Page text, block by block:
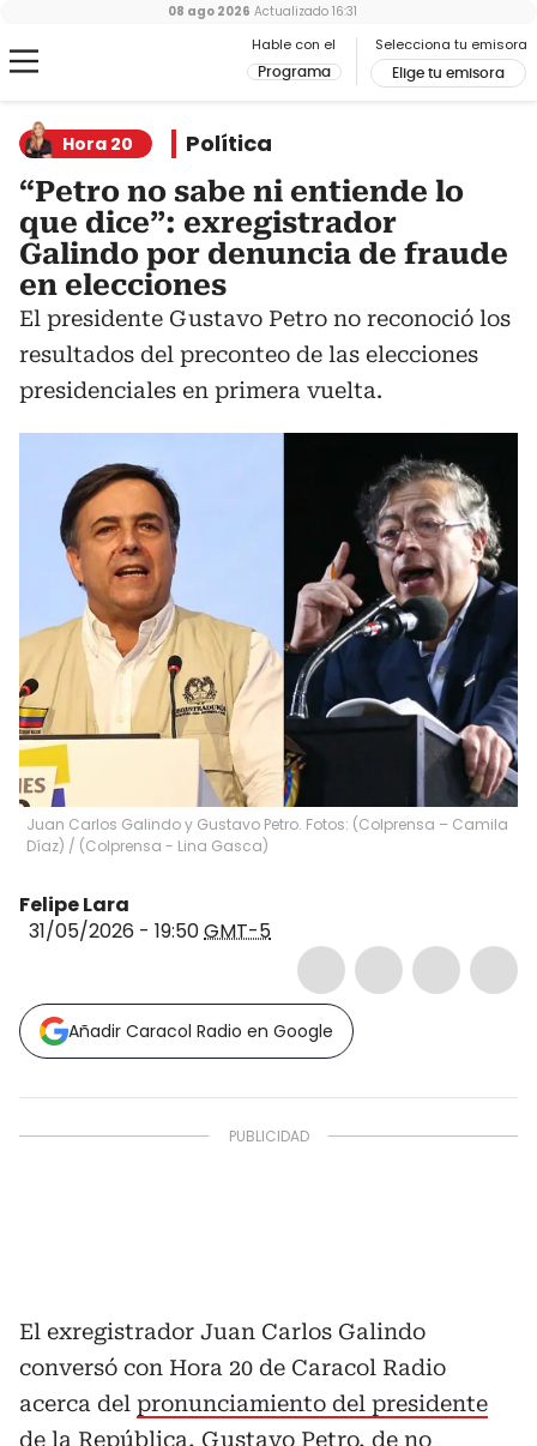
Hable con el
Programa
Selecciona tu emisora
Elige tu emisora
08 ago 2026 Actualizado 16:31
Hora 20 Política
“Petro no sabe ni entiende lo
que dice”: exregistrador
Galindo por denuncia de fraude
en elecciones
El presidente Gustavo Petro no reconoció los
resultados del preconteo de las elecciones
presidenciales en primera vuelta.
Juan Carlos Galindo y Gustavo Petro. Fotos: (Colprensa – Camila
Díaz) / (Colprensa - Lina Gasca)
Felipe Lara
31/05/2026 - 19:50GMT-5
Añadir Caracol Radio en Google
El exregistrador Juan Carlos Galindo
conversó con Hora 20 de Caracol Radio
acerca del pronunciamiento del presidente
de la República, Gustavo Petro, de no